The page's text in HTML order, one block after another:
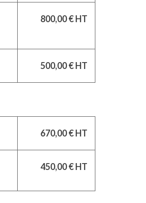
800,00 € HT
500,00 € HT
670,00 € HT
450,00 € HT